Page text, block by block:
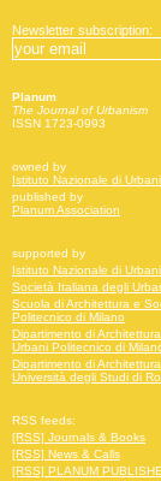
Newsletter subscription:
Planum
The Journal of Urbanism
ISSN 1723-0993
owned by
Istituto Nazionale di
published by
Planum Association
supported by
Istituto Nazionale di
Società Italiana degli
Scuola di Architettura e
Politecnico di Milano
Dipartimento di
Urbani Politecnico di
Dipartimento di Architettura
Università degli Studi di
RSS feeds:
[RSS] Journals & Books
[RSS] News & Calls
[RSS] PLANUM